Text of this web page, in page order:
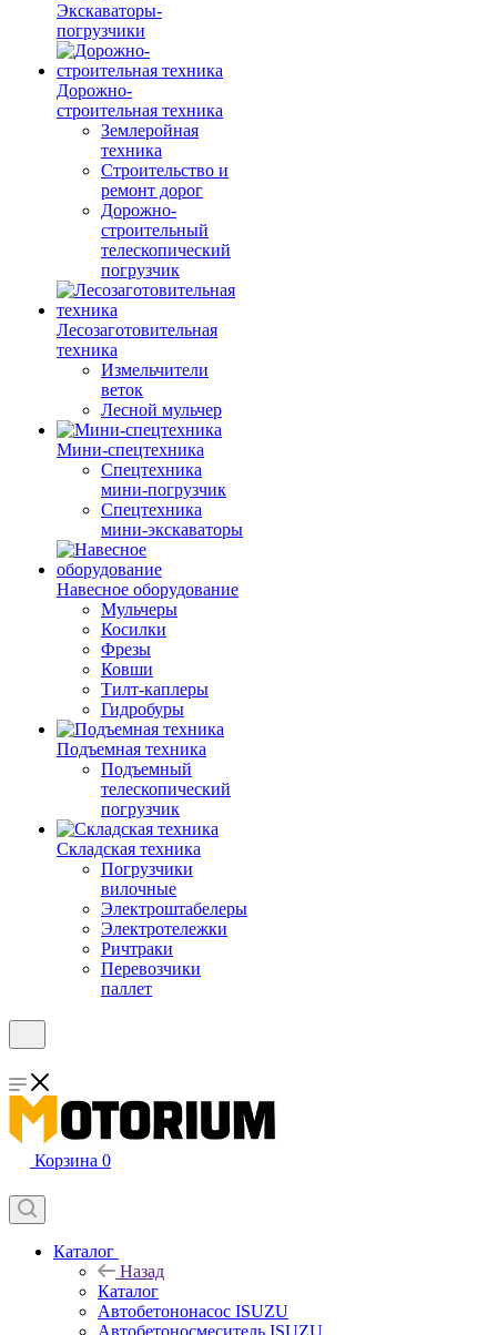
Экскаваторы-
погрузчики
Дорожно-
строительная техника
Землеройная
техника
Строительство и
ремонт дорог
Дорожно-
строительный
телескопический
погрузчик
Лесозаготовительная
техника
Измельчители
веток
Лесной мульчер
Мини-спецтехника
Спецтехника
мини-погрузчик
Спецтехника
мини-экскаваторы
Навесное оборудование
Мульчеры
Косилки
Фрезы
Ковши
Тилт-каплеры
Гидробуры
Подъемная техника
Подъемный
телескопический
погрузчик
Складская техника
Погрузчики
вилочные
Электроштабелеры
Электротележки
Ричтраки
Перевозчики
паллет
Корзина 0
Каталог
Назад
Каталог
Автобетононасос ISUZU
Автобетоносмеситель ISUZU